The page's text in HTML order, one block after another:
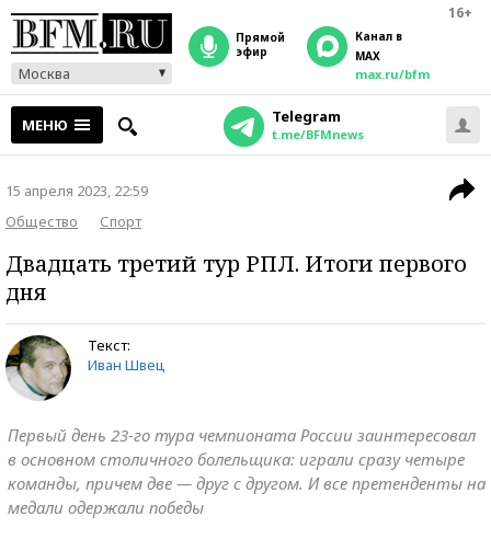
16+
Москва
прямой
эфир
Канал в
MAX
max.ru/bfm
МЕНЮ Telegram
t.me/BFMnews
15 апреля 2023, 22:59
Общество
Спорт
Двадцать третий тур РПЛ. Итоги первого
дня
Текст:
Иван Швец
Первый день 23-го тура чемпионата России заинтересовал
в основном столичного болельщика: играли сразу четыре
команды, причем две — друг с другом. И все претенденты на
медали одержали победы